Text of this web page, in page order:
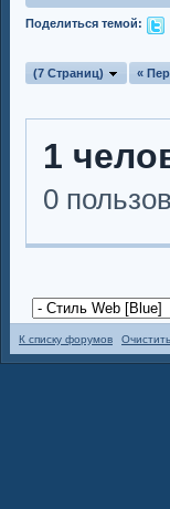
Поделиться темой:
(7 Страниц) «
1
0
К списку форумов